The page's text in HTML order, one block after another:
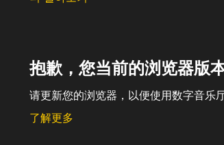
抱歉，您当前的浏览器版
请更新您的浏览器，以便使用数字音乐
了解更多